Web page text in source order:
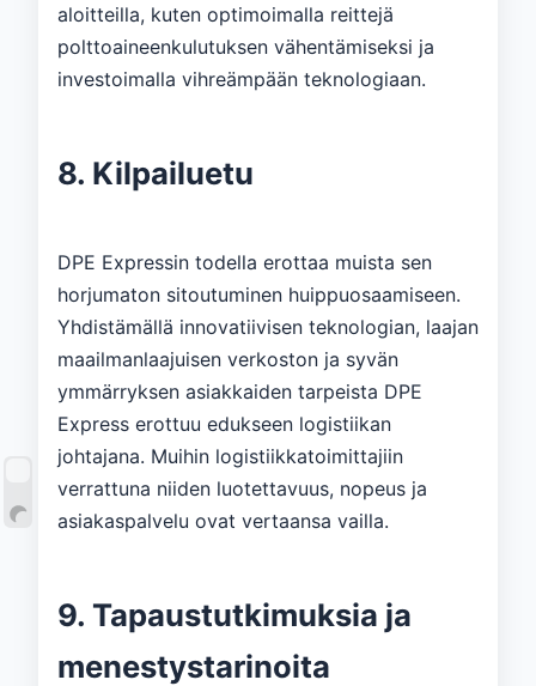
aloitteilla, kuten optimoimalla reittejä
polttoaineenkulutuksen vähentämiseksi ja
investoimalla vihreämpään teknologiaan.
8. Kilpailuetu
DPE Expressin todella erottaa muista sen
horjumaton sitoutuminen huippuosaamiseen.
Yhdistämällä innovatiivisen teknologian, laajan
maailmanlaajuisen verkoston ja syvän
ymmärryksen asiakkaiden tarpeista DPE
Express erottuu edukseen logistiikan
johtajana. Muihin logistiikkatoimittajiin
verrattuna niiden luotettavuus, nopeus ja
asiakaspalvelu ovat vertaansa vailla.
9. Tapaustutkimuksia ja
menestystarinoita